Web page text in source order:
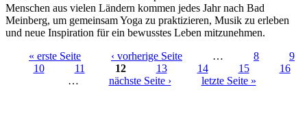
Menschen aus vielen Ländern kommen jedes Jahr nach Bad
Meinberg, um gemeinsam Yoga zu praktizieren, Musik zu erleben
und neue Inspiration für ein bewusstes Leben mitzunehmen.
Seiten
« erste Seite ‹ vorherige Seite … 8
9
10
11 12 13 14 15
16
…
nächste Seite › letzte Seite »